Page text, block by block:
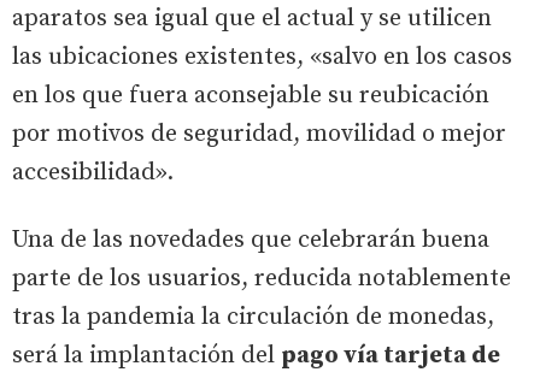
aparatos sea igual que el actual y se utilicen
las ubicaciones existentes, «salvo en los casos
en los que fuera aconsejable su reubicación
por motivos de seguridad, movilidad o mejor
accesibilidad».
Una de las novedades que celebrarán buena
parte de los usuarios, reducida notablemente
tras la pandemia la circulación de monedas,
será la implantación del pago vía tarjeta de